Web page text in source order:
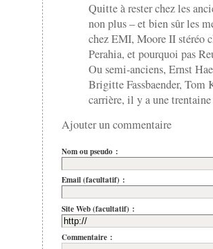
Quitte à rester chez les
non plus – et bien sûr les
chez EMI, Moore II stéréo
Perahia, et pourquoi pas
Ou semi-anciens, Ernst
Brigitte Fassbaender, Tom
carrière, il y a une trentaine
Ajouter un commentaire
Nom ou pseudo :
Email (facultatif) :
Site Web (facultatif) :
Commentaire :